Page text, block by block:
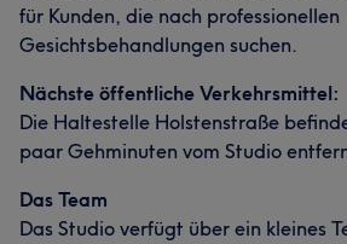
für Kunden, die nach professionellen
Gesichtsbehandlungen suchen.
Nächste öffentliche Verkehrsmittel:
Die Haltestelle Holstenstraße
paar Gehminuten vom Studio
Das Team
Das Studio verfügt über ein kleines